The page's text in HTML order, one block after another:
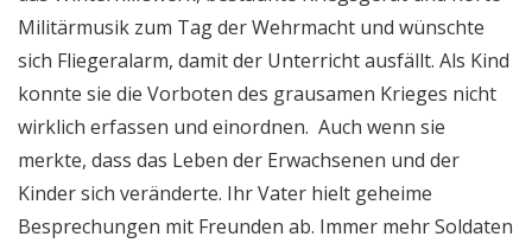
Militärmusik zum Tag der Wehrmacht und wünschte
sich Fliegeralarm, damit der Unterricht ausfällt. Als Kind
konnte sie die Vorboten des grausamen Krieges nicht
wirklich erfassen und einordnen. Auch wenn sie
merkte, dass das Leben der Erwachsenen und der
Kinder sich veränderte. Ihr Vater hielt geheime
Besprechungen mit Freunden ab. Immer mehr Soldaten